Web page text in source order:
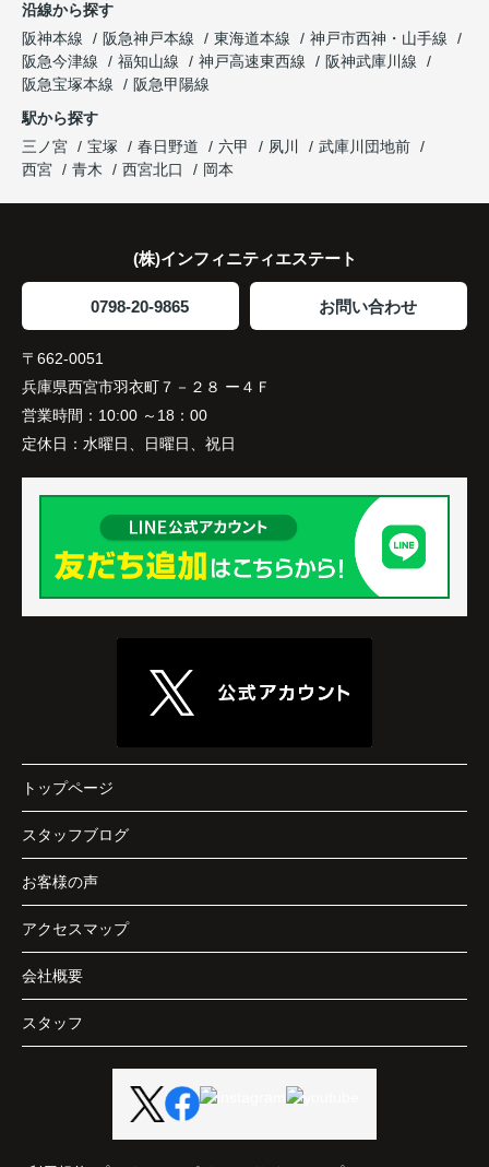
した。
購入されたご家族は、
と大変喜ばれ、この住まいを選ばれました。
住み替え後は家族それぞれの通勤・通学時間が短く
家族全員にとって、将来を見据えた良い選択だった
沿線から探す
阪神本線
阪急神戸本線 東海道本線
神戸市西神・山手線
阪急今津線
福知山線 神戸高速東西線
阪神武庫川線
阪急宝塚本線
阪急甲陽線
駅から探す
三ノ宮
宝塚 春日野道 六甲 夙川
武庫川団地前
西宮
青木 西宮北口 岡本
(株)インフィニティエステート
0798-20-9865 お問い合わせ
〒662-0051
兵庫県西宮市羽衣町７－２８ ー４Ｆ
営業時間： 10:00 ～18：00
定休日： 水曜日、日曜日、祝日
トップページ
スタッフブログ
お客様の声
アクセスマップ
会社概要
スタッフ